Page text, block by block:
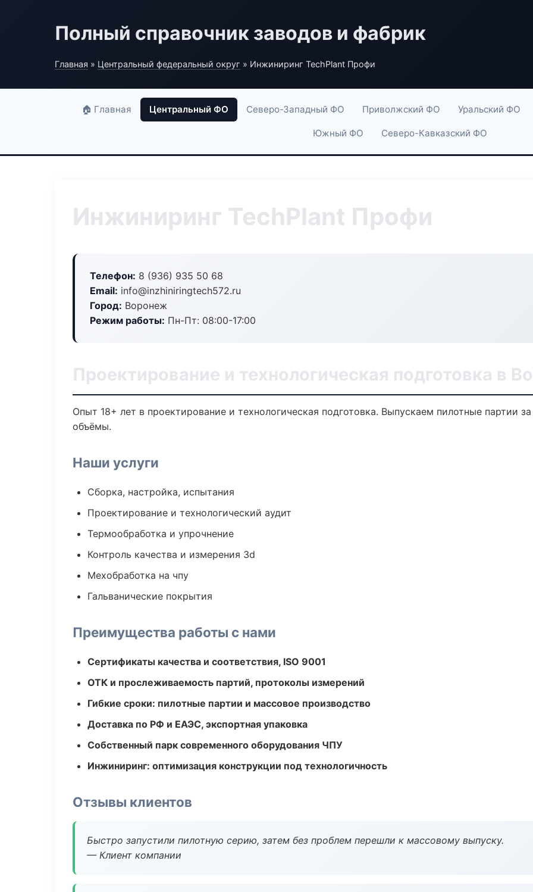
Полный справочник заводов и фабрик
Главная » Центральный федеральный округ » Инжиниринг TechPlant Профи
🏠 Главная Центральный ФО Северо-Западный ФО Приволжский ФО Уральский ФО
Южный ФО Северо-Кавказский ФО
Инжиниринг TechPlant Профи
Телефон: 8 (936) 935 50 68
Email: info@inzhiniringtech572.ru
Город: Воронеж
Режим работы: Пн-Пт: 08:00-17:00
Проектирование и технологическая подготовка в
Опыт 18+ лет в проектирование и технологическая подготовка. Выпускаем пилотные партии
объёмы.
Наши услуги
Сборка, настройка, испытания
Проектирование и технологический аудит
Термообработка и упрочнение
Контроль качества и измерения 3d
Мехобработка на чпу
Гальванические покрытия
Преимущества работы с нами
Сертификаты качества и соответствия, ISO 9001
ОТК и прослеживаемость партий, протоколы измерений
Гибкие сроки: пилотные партии и массовое производство
Доставка по РФ и ЕАЭС, экспортная упаковка
Собственный парк современного оборудования ЧПУ
Инжиниринг: оптимизация конструкции под технологичность
Отзывы клиентов
Быстро запустили пилотную серию, затем без проблем перешли к массовому выпуску.
— Клиент компании